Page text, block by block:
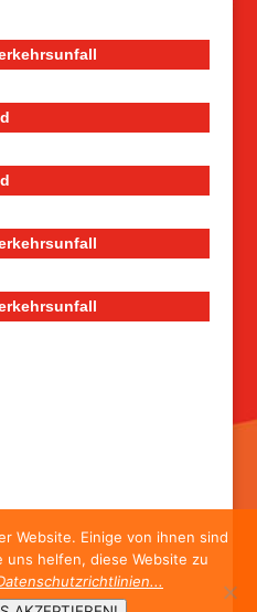
Website. Einige von ihnen sind
uns helfen, diese Website zu